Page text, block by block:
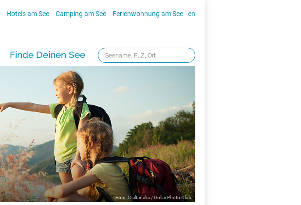
Hotels am See Camping am See Ferienwohnung am See en
Finde Deinen See
Foto: © altanaka / Dollar Photo Club